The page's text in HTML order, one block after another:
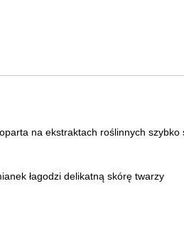
na ekstraktach roślinnych szybko
łagodzi delikatną skórę twarzy